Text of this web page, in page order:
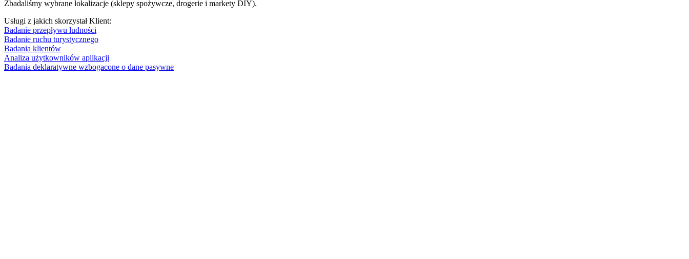
Zbadaliśmy wybrane lokalizacje (sklepy spożywcze, drogerie i markety DIY).
Usługi z jakich skorzystał Klient:
Badanie przepływu ludności
Badanie ruchu turystycznego
Badania klientów
Analiza użytkowników aplikacji
Badania deklaratywne wzbogacone o dane pasywne